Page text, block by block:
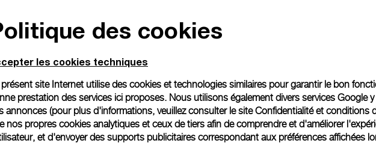
Emballage cadeau
Toutes les commandes
paiement en ligne, vous
personnalisé.
STD,
PAM™
des cookies
les cookies techniques
présent site Internet utilise des cookies et technologies similaires pour garantir le bon
prestation des services ici proposes. Nous utilisons également divers services Google
annonces (pour plus d'informations, veuillez consulter lesite Confidentialité et conditions
nos propres cookies analytiques et ceux de tiers afin de comprendre et d'améliorer
et d'envoyer des supports publicitaires correspondant aux préférences affichées